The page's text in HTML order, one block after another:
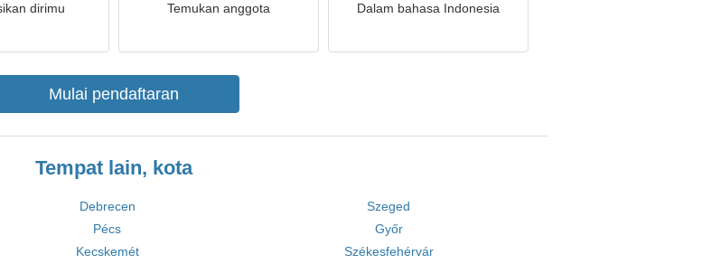
dirimu Temukan anggota Dalam bahasa Indonesia
Mulai pendaftaran
Tempat lain, kota
Debrecen
Szeged
Pécs
Győr
Kecskemét Székesfehérvár